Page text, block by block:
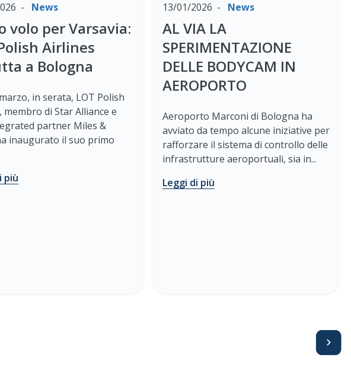
News
volo per Varsavia:
Airlines
a Bologna
in serata, LOT Polish
membro di Star Alliance e
partner Miles &
inaugurato il suo primo
più
13/01/2026 News
AL VIA LA
SPERIMENTAZIONE
DELLE BODYCAM IN
AEROPORTO
Aeroporto Marconi di Bologna ha
avviato da tempo alcune iniziative per
rafforzare il sistema di controllo delle
infrastrutture aeroportuali, sia in...
Leggi di più
Avanti